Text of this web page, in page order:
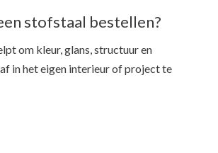
stofstaal bestellen?
om kleur, glans, structuur en
in het eigen interieur of project te